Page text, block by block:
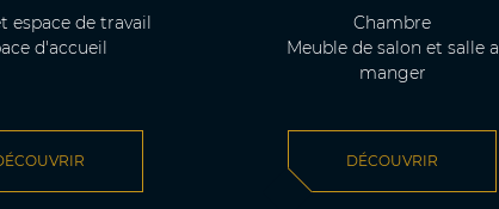
espace de travail
d'accueil
Chambre
Meuble de salon et salle a
manger
DÉCOUVRIR